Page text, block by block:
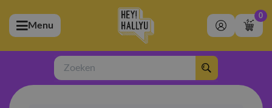
(Artiesten)
(Merchandise)
(Exclusive)
Menu
0
Zoeken